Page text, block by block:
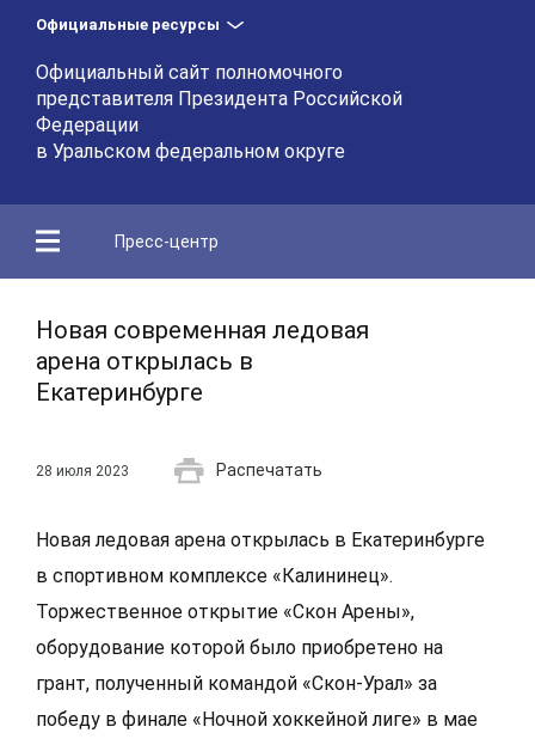
Официальные ресурсы
Официальный сайт полномочного
представителя Президента Российской
Федерации
в Уральском федеральном округе
Пресс-центр
Новая современная ледовая
арена открылась в
Екатеринбурге
28 июля 2023 Распечатать
Новая ледовая арена открылась в Екатеринбурге
в спортивном комплексе «Калининец».
Торжественное открытие «Скон Арены»,
оборудование которой было приобретено на
грант, полученный командой «Скон-Урал» за
победу в финале «Ночной хоккейной лиге» в мае